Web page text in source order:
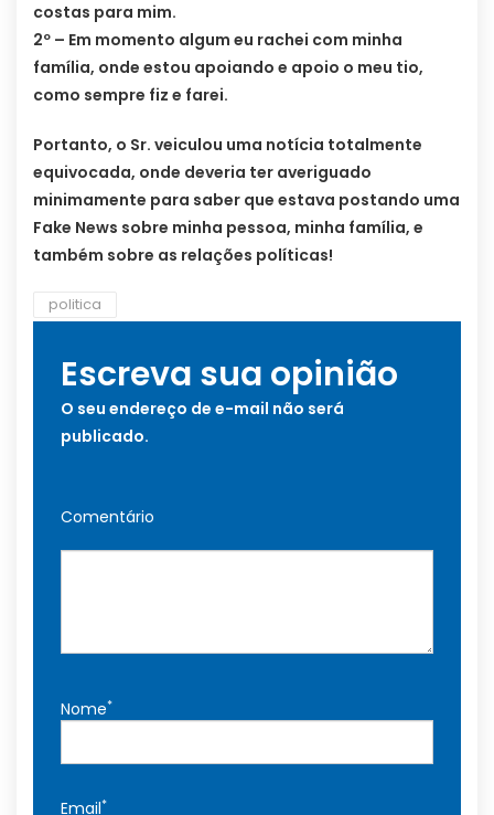
costas para mim.
2º – Em momento algum eu rachei com minha
família, onde estou apoiando e apoio o meu tio,
como sempre fiz e farei.
Portanto, o Sr. veiculou uma notícia totalmente
equivocada, onde deveria ter averiguado
minimamente para saber que estava postando uma
Fake News sobre minha pessoa, minha família, e
também sobre as relações políticas!
politica
Escreva sua opinião
O seu endereço de e-mail não será
publicado.
Comentário
Nome*
Email*